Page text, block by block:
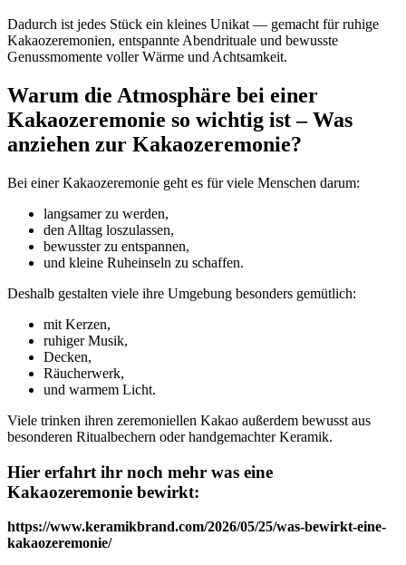
Dadurch ist jedes Stück ein kleines Unikat — gemacht für ruhige
Kakaozeremonien, entspannte Abendrituale und bewusste
Genussmomente voller Wärme und Achtsamkeit.
Warum die Atmosphäre bei einer
Kakaozeremonie so wichtig ist – Was
anziehen zur Kakaozeremonie?
Bei einer Kakaozeremonie geht es für viele Menschen darum:
langsamer zu werden,
den Alltag loszulassen,
bewusster zu entspannen,
und kleine Ruheinseln zu schaffen.
Deshalb gestalten viele ihre Umgebung besonders gemütlich:
mit Kerzen,
ruhiger Musik,
Decken,
Räucherwerk,
und warmem Licht.
Viele trinken ihren zeremoniellen Kakao außerdem bewusst aus
besonderen Ritualbechern oder handgemachter Keramik.
Hier erfahrt ihr noch mehr was eine
Kakaozeremonie bewirkt:
https://www.keramikbrand.com/2026/05/25/was-bewirkt-eine-
kakaozeremonie/